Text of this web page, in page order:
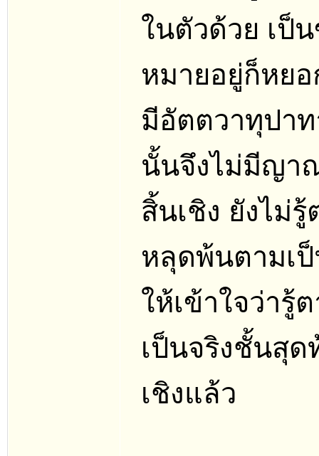
ในตัวด้วย เป็
หมายอยู่ก็หยอ
มีอัตตวาทุปา
นั้นจึงไม่มีญา
สิ้นเชิง ยังไม่
หลุดพ้นตามเ
ให้เข้าใจว่ารู้
เป็นจริงชั้นสุ
เชิงแล้ว